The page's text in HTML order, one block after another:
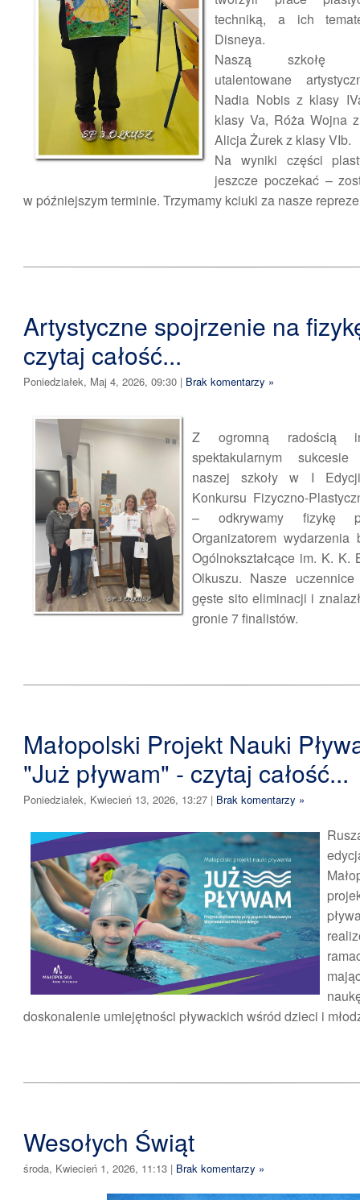
techniką, a ich
Disneya.
Naszą szkołę
utalentowane
Nadia Nobis z klasy
klasy Va, Róża Wojna
Alicja Żurek z klasy VIb.
Na wyniki części
jeszcze poczekać –
w późniejszym terminie. Trzymamy kciuki za nasze
Artystyczne spojrzenie na
czytaj całość...
Poniedziałek, Maj 4, 2026, 09:30 | Brak komentarzy »
Z ogromną radością
spektakularnym sukcesie
naszej szkoły w I
Konkursu Fizyczno-
– odkrywamy fizykę
Organizatorem wydarzenia
Ogólnokształcące im. K. K.
Olkuszu. Nasze uczennice
gęste sito eliminacji i
gronie 7 finalistów.
Małopolski Projekt Nauki
"Już pływam" - czytaj całość...
Poniedziałek, Kwiecień 13, 2026, 13:27 | Brak komentarzy »
doskonalenie umiejętności pływackich wśród dzieci i
Wesołych Świąt
środa, Kwiecień 1, 2026, 11:13 | Brak komentarzy »